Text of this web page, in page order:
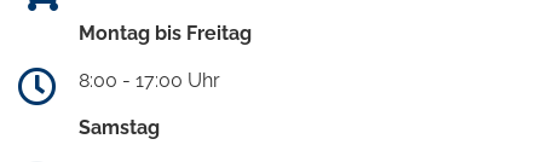
Montag bis Freitag
8:00 - 17:00 Uhr
Samstag